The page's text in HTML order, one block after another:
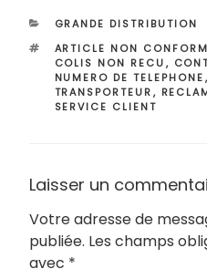
CATÉGORIES
GRANDE DISTRIBUTION
ÉTIQUETTES
ARTICLE NON
COLIS NON RECU,
NUMERO DE TELEPHONE,
TRANSPORTEUR,
SERVICE CLIENT
Laisser un
Votre adresse de
publiée. Les champs
avec *